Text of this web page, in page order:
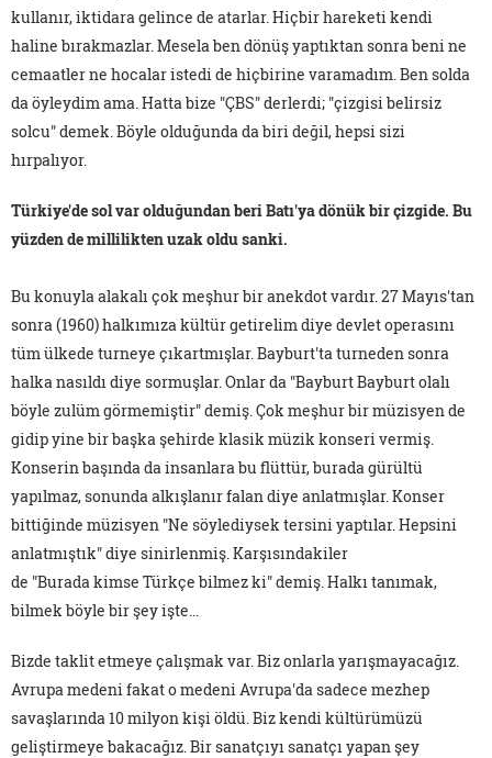
kullanır, iktidara gelince de atarlar. Hiçbir hareketi kendi
haline bırakmazlar. Mesela ben dönüş yaptıktan sonra beni ne
cemaatler ne hocalar istedi de hiçbirine varamadım. Ben solda
da öyleydim ama. Hatta bize "ÇBS" derlerdi; "çizgisi belirsiz
solcu" demek. Böyle olduğunda da biri değil, hepsi sizi
hırpalıyor.
Türkiye'de sol var olduğundan beri Batı'ya dönük bir çizgide. Bu
yüzden de millilikten uzak oldu sanki.
Bu konuyla alakalı çok meşhur bir anekdot vardır. 27 Mayıs'tan
sonra (1960) halkımıza kültür getirelim diye devlet operasını
tüm ülkede turneye çıkartmışlar. Bayburt'ta turneden sonra
halka nasıldı diye sormuşlar. Onlar da "Bayburt Bayburt olalı
böyle zulüm görmemiştir" demiş. Çok meşhur bir müzisyen de
gidip yine bir başka şehirde klasik müzik konseri vermiş.
Konserin başında da insanlara bu flüttür, burada gürültü
yapılmaz, sonunda alkışlanır falan diye anlatmışlar. Konser
bittiğinde müzisyen "Ne söylediysek tersini yaptılar. Hepsini
anlatmıştık" diye sinirlenmiş. Karşısındakiler
de "Burada kimse Türkçe bilmez ki" demiş. Halkı tanımak,
bilmek böyle bir şey işte…
Bizde taklit etmeye çalışmak var. Biz onlarla yarışmayacağız.
Avrupa medeni fakat o medeni Avrupa'da sadece mezhep
savaşlarında 10 milyon kişi öldü. Biz kendi kültürümüzü
geliştirmeye bakacağız. Bir sanatçıyı sanatçı yapan şey